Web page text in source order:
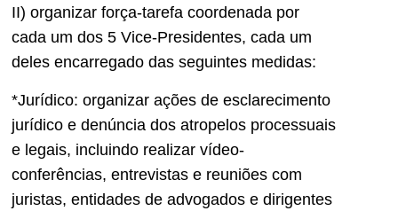
II) organizar força-tarefa coordenada por
cada um dos 5 Vice-Presidentes, cada um
deles encarregado das seguintes medidas:
*Jurídico: organizar ações de esclarecimento
jurídico e denúncia dos atropelos processuais
e legais, incluindo realizar vídeo-
conferências, entrevistas e reuniões com
juristas, entidades de advogados e dirigentes